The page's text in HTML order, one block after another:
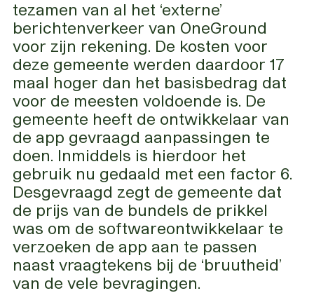
tezamen van al het ‘externe’
berichtenverkeer van OneGround
voor zijn rekening. De kosten voor
deze gemeente werden daardoor 17
maal hoger dan het basisbedrag dat
voor de meesten voldoende is. De
gemeente heeft de ontwikkelaar van
de app gevraagd aanpassingen te
doen. Inmiddels is hierdoor het
gebruik nu gedaald met een factor 6.
Desgevraagd zegt de gemeente dat
de prijs van de bundels de prikkel
was om de softwareontwikkelaar te
verzoeken de app aan te passen
naast vraagtekens bij de ‘bruutheid’
van de vele bevragingen.